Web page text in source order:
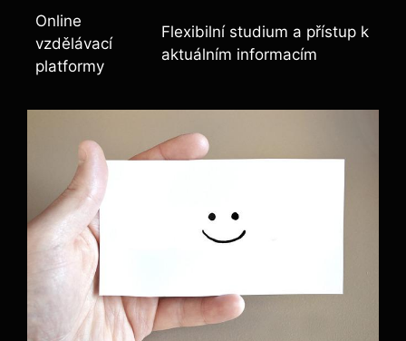
Online
vzdělávací
platformy
Flexibilní studium a přístup k
aktuálním informacím